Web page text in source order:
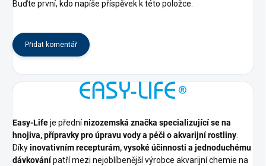
Buďte první, kdo napíše příspěvek k této položce.
Přidat komentář
Easy-Lifeje přednínizozemská značka specializující se na
hnojiva, přípravky pro úpravu vody a péči o akvarijní rostliny.
Díkyinovativním recepturám, vysoké účinnosti a jednoduchému
dávkovánípatří mezi nejoblíbenější výrobce akvarijní chemie na